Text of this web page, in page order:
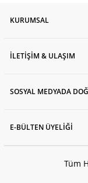
KURUMSAL
İLETİŞİM & ULAŞIM
SOSYAL MEDYADA
E-BÜLTEN ÜYELİĞİ
Tüm